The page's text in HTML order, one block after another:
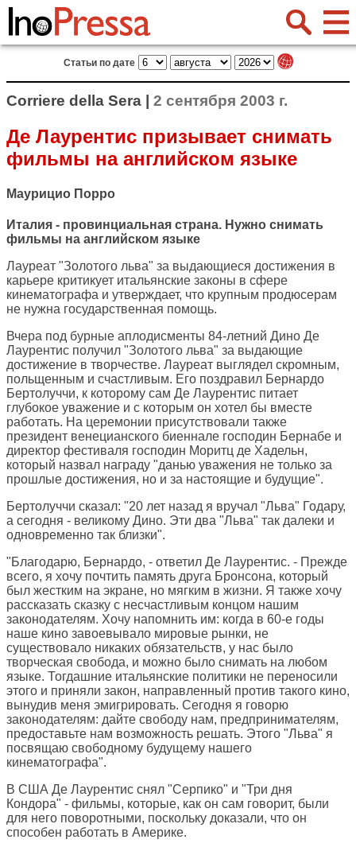
Статьи по дате
Corriere della Sera | 2 сентября 2003 г.
Де Лаурентис призывает снимать
фильмы на английском языке
Маурицио Порро
Италия - провинциальная страна. Нужно снимать
фильмы на английском языке
Лауреат "Золотого льва" за выдающиеся достижения в
карьере критикует итальянские законы в сфере
кинематографа и утверждает, что крупным продюсерам
не нужна государственная помощь.
Вчера под бурные аплодисменты 84-летний Дино Де
Лаурентис получил "Золотого льва" за выдающие
достижение в творчестве. Лауреат выглядел скромным,
польщенным и счастливым. Его поздравил Бернардо
Бертолуччи, к которому сам Де Лаурентис питает
глубокое уважение и с которым он хотел бы вместе
работать. На церемонии присутствовали также
президент венецианского биеннале господин Бернабе и
директор фестиваля господин Моритц де Хадельн,
который назвал награду "данью уважения не только за
прошлые достижения, но и за настоящие и будущие".
Бертолуччи сказал: "20 лет назад я вручал "Льва" Годару,
а сегодня - великому Дино. Эти два "Льва" так далеки и
одновременно так близки".
"Благодарю, Бернардо, - ответил Де Лаурентис. - Прежде
всего, я хочу почтить память друга Бронсона, который
был жестким на экране, но мягким в жизни. Я также хочу
рассказать сказку с несчастливым концом нашим
законодателям. Хочу напомнить им: когда в 60-е годы
наше кино завоевывало мировые рынки, не
существовало никаких обязательств, у нас было
творческая свобода, и можно было снимать на любом
языке. Тогдашние итальянские политики не переносили
этого и приняли закон, направленный против такого кино,
вынудив меня эмигрировать. Сегодня я говорю
законодателям: дайте свободу нам, предпринимателям,
предоставьте нам возможность решать. Этого "Льва" я
посвящаю свободному будущему нашего
кинематографа".
В США Де Лаурентис снял "Серпико" и "Три дня
Кондора" - фильмы, которые, как он сам говорит, были
для него поворотными, поскольку доказали, что он
способен работать в Америке.